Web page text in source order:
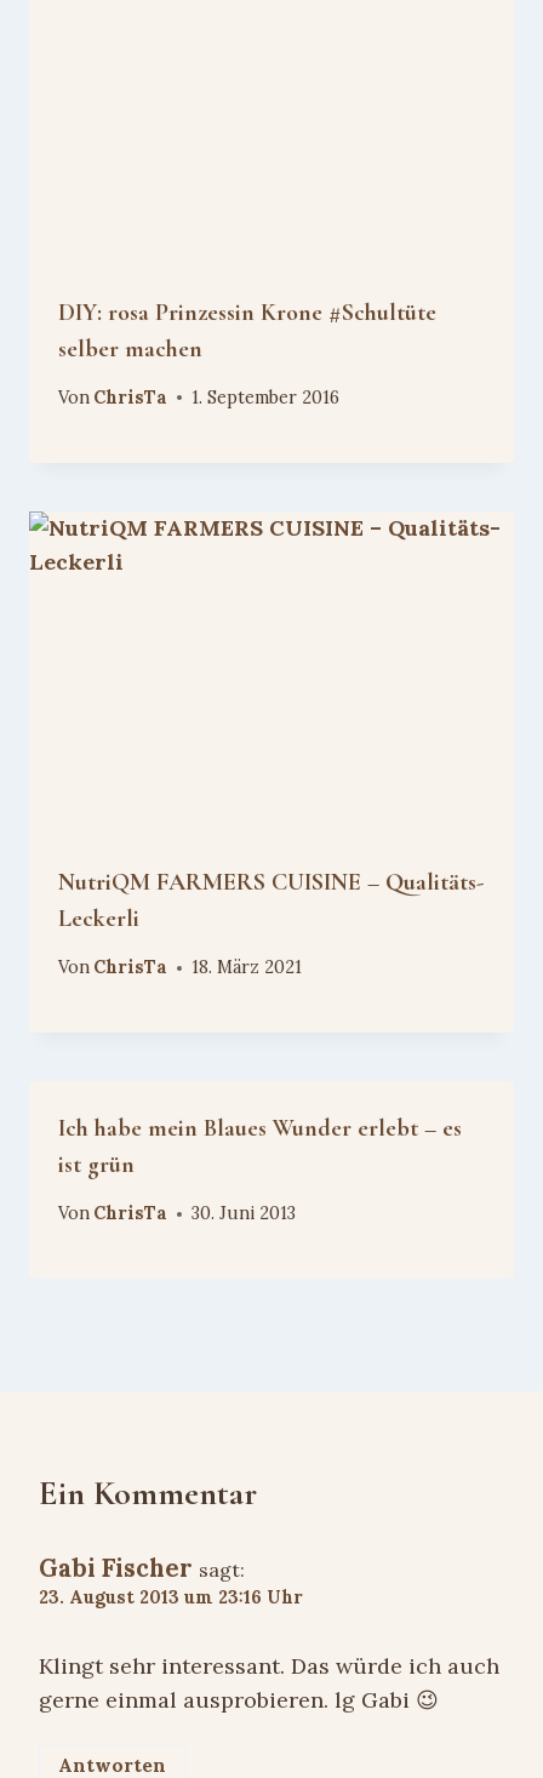
DIY: rosa Prinzessin Krone #Schultüte
selber machen
Von ChrisTa 1. September 2016
NutriQM FARMERS CUISINE – Qualitäts-
Leckerli
Von ChrisTa 18. März 2021
Ich habe mein Blaues Wunder erlebt – es
ist grün
Von ChrisTa 30. Juni 2013
Ein Kommentar
Gabi Fischer sagt:
23. August 2013 um 23:16 Uhr
Klingt sehr interessant. Das würde ich auch
gerne einmal ausprobieren. lg Gabi 😉
Antworten